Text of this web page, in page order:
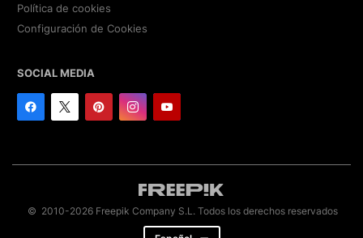
Política de cookies
Configuración de Cookies
SOCIAL MEDIA
© 2010-2026 Freepik Company S.L. Todos los derechos reservados